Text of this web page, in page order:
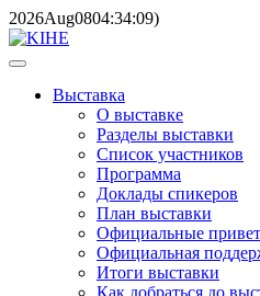
2026Aug0804:34:09)
Выставка
О выставке
Разделы выставки
Список участников
Программа
Доклады спикеров
План выставки
Официальные
Официальная
Итоги выставки
Как добраться до